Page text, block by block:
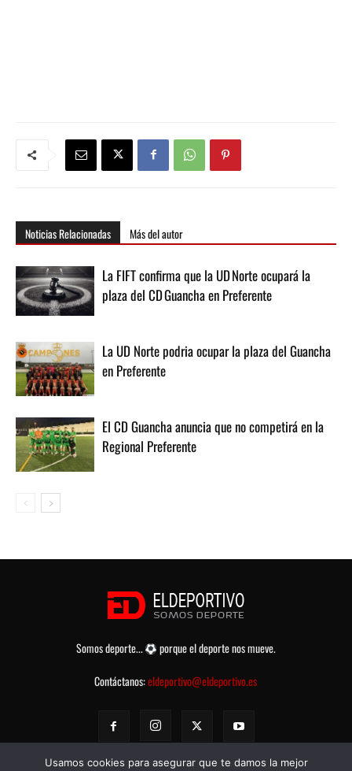
Noticias Relacionadas Más del autor
La FIFT confirma que la UD Norte ocupará la
plaza del CD Guancha en Preferente
La UD Norte podria ocupar la plaza del Guancha
en Preferente
El CD Guancha anuncia que no competirá en la
Regional Preferente
Somos deporte...
porque el deporte nos mueve.
Contáctanos:eldeportivo@eldeportivo.es
Usamos cookies para asegurar que te damos la mejor